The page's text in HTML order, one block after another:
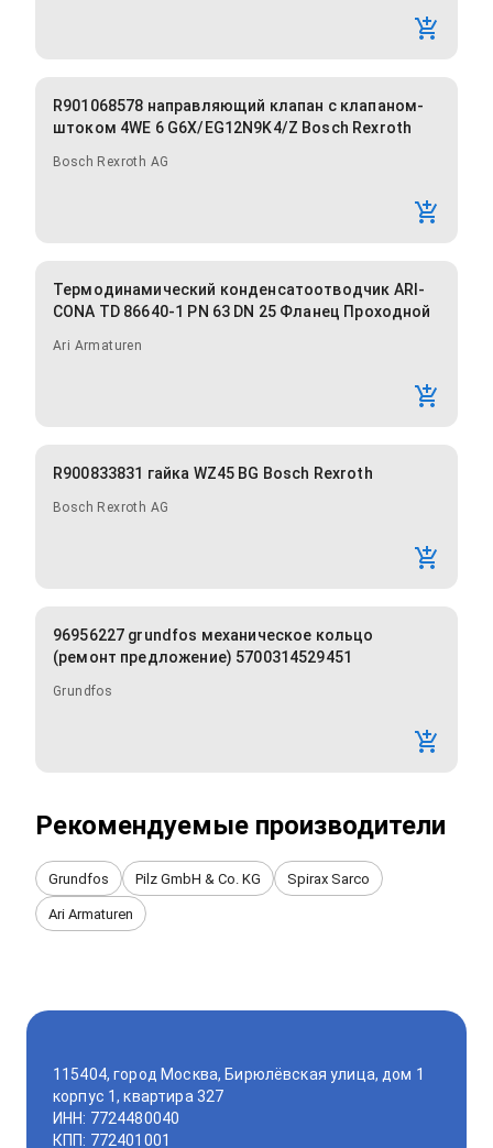
R901068578 направляющий клапан с клапаном-
штоком 4WE 6 G6X/EG12N9K4/Z Bosch Rexroth
Bosch Rexroth AG
Термодинамический конденсатоотводчик ARI-
CONA TD 86640-1 PN 63 DN 25 Фланец Проходной
Ari Armaturen
R900833831 гайка WZ45 BG Bosch Rexroth
Bosch Rexroth AG
96956227 grundfos механическое кольцо
(ремонт предложение) 5700314529451
Grundfos
Рекомендуемые производители
Grundfos Pilz GmbH & Co. KG Spirax Sarco
Ari Armaturen
115404, город Москва, Бирюлёвская улица, дом 1
корпус 1, квартира 327
ИНН: 7724480040
КПП: 772401001